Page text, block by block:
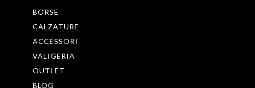
BORSE
CALZATURE
ACCESSORI
VALIGERIA
OUTLET
BLOG